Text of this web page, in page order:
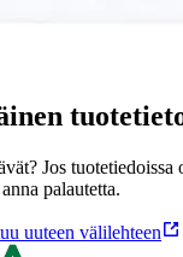
Jos tuotetiedoissa
palautetta.
uuteen välilehteen